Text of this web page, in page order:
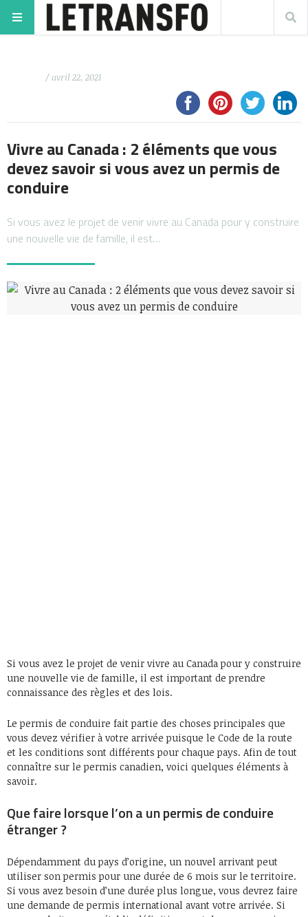
/ avril 22, 2021
Vivre au Canada : 2 éléments que vous
devez savoir si vous avez un permis de
conduire
Si vous avez le projet de venir vivre au Canada pour y construire
une nouvelle vie de famille, il est…
Si vous avez le projet de venir vivre au Canada pour y construire
une nouvelle vie de famille, il est important de prendre
connaissance des règles et des lois.
Le permis de conduire fait partie des choses principales que
vous devez vérifier à votre arrivée puisque le Code de la route
et les conditions sont différents pour chaque pays. Afin de tout
connaître sur le permis canadien, voici quelques éléments à
savoir.
Que faire lorsque l’on a un permis de conduire
étranger ?
Dépendamment du pays d’origine, un nouvel arrivant peut
utiliser son permis pour une durée de 6 mois sur le territoire.
Si vous avez besoin d’une durée plus longue, vous devrez faire
une demande de permis international avant votre arrivée. Si